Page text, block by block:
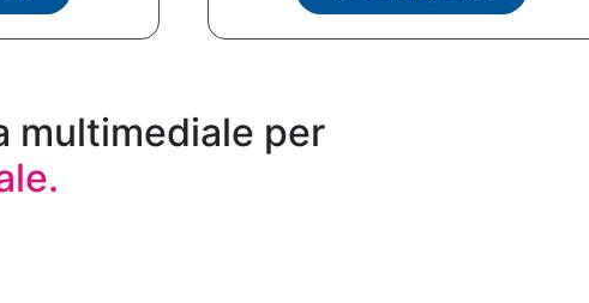
multimediale per